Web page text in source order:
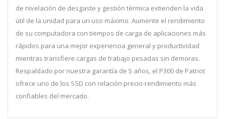
de nivelación de desgaste y gestión térmica extienden la vida
útil de la unidad para un uso máximo. Aumente el rendimiento
de su computadora con tiempos de carga de aplicaciones más
rápidos para una mejor experiencia general y productividad
mientras transfiere cargas de trabajo pesadas sin demoras.
Respaldado por nuestra garantía de 5 años, el P300 de Patriot
ofrece uno de los SSD con relación precio-rendimiento más
confiables del mercado.